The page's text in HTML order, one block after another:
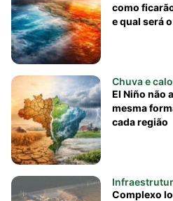
como
e qual será
Chuva e
El Niño não
mesma
cada região
Complexo